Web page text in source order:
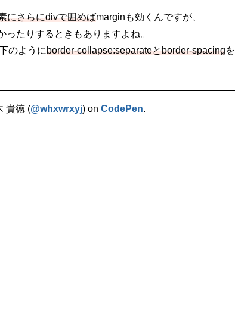
にさらにdivで囲めばmarginも効くんですが、
たりするときもありますよね。
のようにborder-collapse:separateとborder-spacingを
貴徳 (@whxwrxyj) on CodePen.